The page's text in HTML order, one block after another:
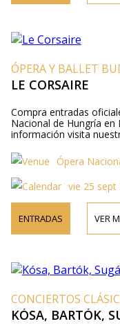
ÓPERA Y BALLET
LE CORSAIRE
Compra entradas
Nacional de Hungría en
información visita
Ópera
vie 25
ENTRADAS VER
CONCIERTOS
KÓSA, BARTÓK,